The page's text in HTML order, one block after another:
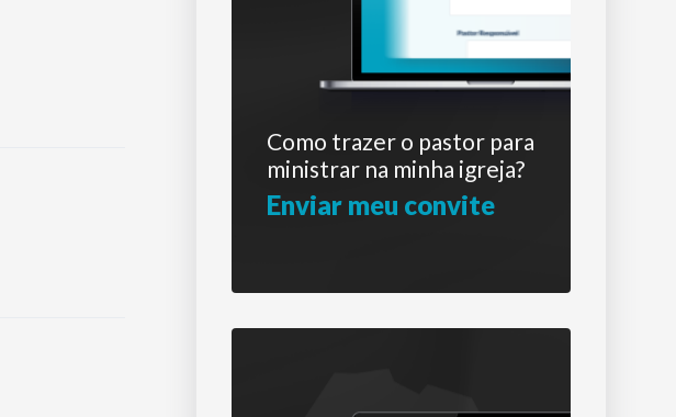
Como trazer o pastor para
ministrar na minha igreja?
Enviar meu convite